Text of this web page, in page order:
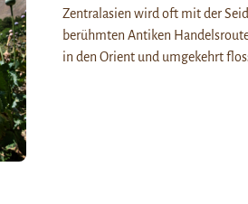
Zentralasien wird oft mit der
berühmten Antiken
in den Orient und umgekehrt